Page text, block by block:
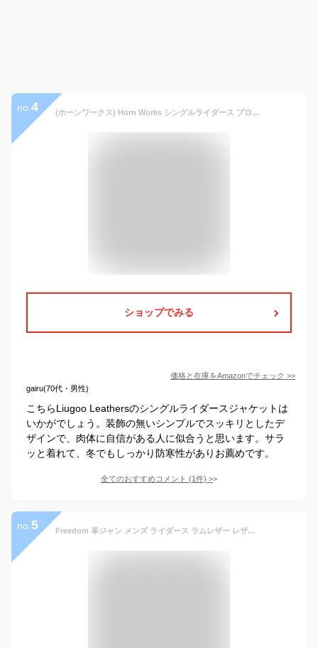
no. 4 (ホーンワークス) Horn Works シングルライダース プロテクター付シングルライダースジャケット メンズ 4792 5Lサイズ ブラック
ショップでみる
価格と在庫をAmazonでチェック >>
gairu(70代・男性)
こちらLiugoo Leathersのシングルライダースジャケットは
いかがでしょう。装飾の無いシンプルでスッキリとしたデ
ザインで、肉体に自信がある人に似合うと思います。サラ
ッと着れて、冬でもしっかり防寒性がありお薦めです。
全てのおすすめコメント (1件) >
no. 5 Freedom 革ジャン メンズ ライダース ラムレザー レザージャケット 本革 軽い 柔らかい レザー ブラック ブラウン キャメル 大きいサイズ S M L LL 3L 4L 5L 皮ジャン 革ジャケット 送料無料 新品 ギフト プレゼント 父の日 フリーダムレザー 3057